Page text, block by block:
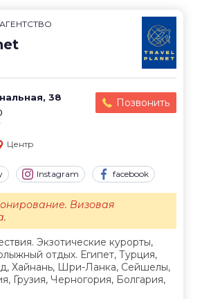
38
Позвонить
Центр
Instagram facebook
Экзотические курорты,
отдых. Египет, Турция,
Хайнань, Шри-Ланка, Сейшелы,
Грузия, Черногория, Болгария,
Визовая